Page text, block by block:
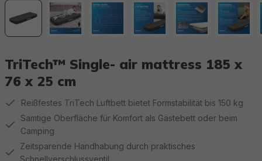
TriTech™ Single- air mattress 185 x
76 x 25 cm
Reißfestes TriTech Luftbett bietet Formstabilität bis 150 kg
Samtige Oberfläche für Komfort als Gästebett oder beim
Camping
Zeitsparende Handhabung durch praktisches
Schnellverschlussventil